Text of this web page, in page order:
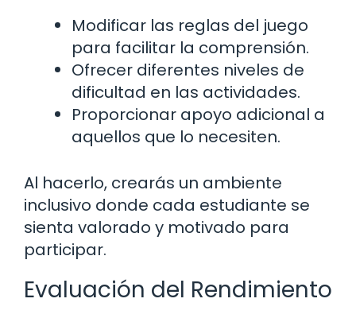
Modificar las reglas del juego
para facilitar la comprensión.
Ofrecer diferentes niveles de
dificultad en las actividades.
Proporcionar apoyo adicional a
aquellos que lo necesiten.
Al hacerlo, crearás un ambiente
inclusivo donde cada estudiante se
sienta valorado y motivado para
participar.
Evaluación del Rendimiento